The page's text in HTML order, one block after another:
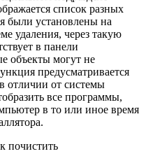
список разных
были установлены на
удаления, через такую
в панели
объекты могут не
предусматривается
отличии от системы
все программы,
в то или иное время